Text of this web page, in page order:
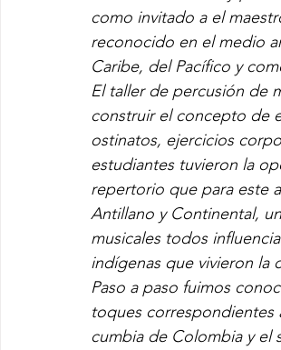
como invitado a el
reconocido en el medio
Caribe, del Pacífico y
El taller de percusión de
construir el concepto de
ostinatos, ejercicios
estudiantes tuvieron la
repertorio que para este
Antillano y Continental,
musicales todos
indígenas que vivieron la
Paso a paso fuimos
toques correspondientes
cumbia de Colombia y el